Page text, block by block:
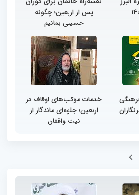
پس از اربعین؛ چگونه
حسینی بمانیم
خدمات موکب‌های اوقاف در
اربعین؛ جلوه‌ای ماندگار از
نیت واقفان